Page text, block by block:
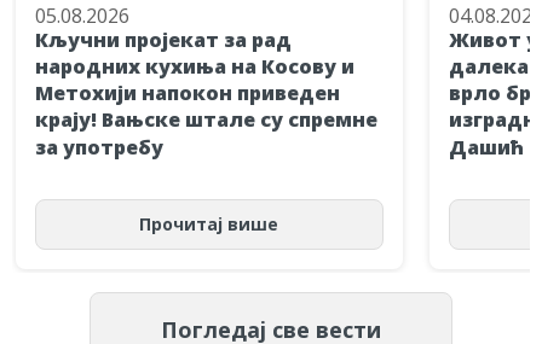
05.08.2026
Кључни пројекат за рад
народних кухиња на Косову и
Метохији напокон приведен
крају! Вањске штале су спремне
за употребу
Прочитај више
04.08.2026
Живот у
далека
врло
Дашић
Погледај све вести